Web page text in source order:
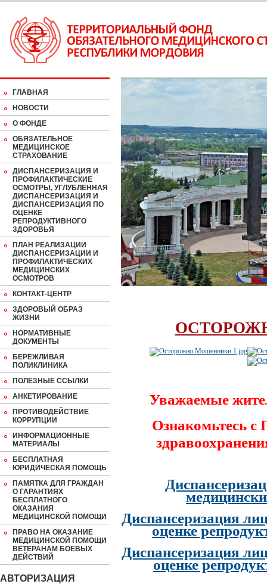
ГЛАВНАЯ
НОВОСТИ
О ФОНДЕ
ОБЯЗАТЕЛЬНОЕ
МЕДИЦИНСКОЕ
СТРАХОВАНИЕ
ДИСПАНСЕРИЗАЦИЯ И
ПРОФИЛАКТИЧЕСКИЕ
ОСМОТРЫ, УГЛУБЛЕННАЯ
ДИСПАНСЕРИЗАЦИЯ И
ДИСПАНСЕРИЗАЦИЯ ПО
ОЦЕНКЕ
РЕПРОДУКТИВНОГО
ЗДОРОВЬЯ
ПЛАН РЕАЛИЗАЦИИ
ДИСПАНСЕРИЗАЦИИ И
ПРОФИЛАКТИЧЕСКИХ
МЕДИЦИНСКИХ
ОСМОТРОВ
КОНТАКТ-ЦЕНТР
ЗДОРОВЫЙ ОБРАЗ
ЖИЗНИ
НОРМАТИВНЫЕ
ДОКУМЕНТЫ
БЕРЕЖЛИВАЯ
ПОЛИКЛИНИКА
ПОЛЕЗНЫЕ ССЫЛКИ
АНКЕТИРОВАНИЕ
ПРОТИВОДЕЙСТВИЕ
КОРРУПЦИИ
ИНФОРМАЦИОННЫЕ
МАТЕРИАЛЫ
БЕСПЛАТНАЯ
ЮРИДИЧЕСКАЯ ПОМОЩЬ
ПАМЯТКА ДЛЯ ГРАЖДАН
О ГАРАНТИЯХ
БЕСПЛАТНОГО
ОКАЗАНИЯ
МЕДИЦИНСКОЙ ПОМОЩИ
ПРАВО НА ОКАЗАНИЕ
МЕДИЦИНСКОЙ ПОМОЩИ
ВЕТЕРАНАМ БОЕВЫХ
ДЕЙСТВИЙ
АВТОРИЗАЦИЯ
Уважаемые
Ознакомьтесь
Диспансеризация
оценке
Диспансеризация
оценке